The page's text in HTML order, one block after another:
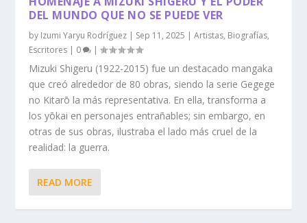
DEL MUNDO QUE NO SE PUEDE VER
by Izumi Yaryu Rodríguez | Sep 11, 2025 |Artistas, Biografías,
Escritores | 0 |
Mizuki Shigeru (1922-2015) fue un destacado mangaka
que creó alrededor de 80 obras, siendo la serie Gegege
no Kitarō la más representativa. En ella, transforma a
los yōkai en personajes entrañables; sin embargo, en
otras de sus obras, ilustraba el lado más cruel de la
realidad: la guerra.
READ MORE